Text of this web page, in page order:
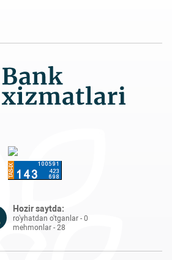
Hozir saytda:
ro'yhatdan o'tganlar - 0
mehmonlar - 28